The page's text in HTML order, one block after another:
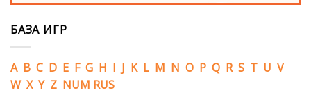
БАЗА ИГР
A B C D E F G H I J K L M N O P Q R S T U V
W X Y Z NUM RUS